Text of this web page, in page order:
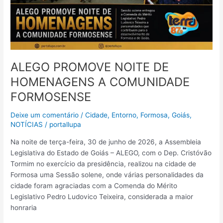
ALEGO PROMOVE NOITE DE
HOMENAGENS A COMUNIDADE
FORMOSENSE
Deixe um comentário /Cidade, Entorno, Formosa,Goiás,
NOTÍCIAS / portallupa
Na noite de terça-feira, 30 de junho de 2026, a Assembleia
Legislativa do Estado de Goiás – ALEGO, com o Dep. Cristóvão
Tormim no exercício da presidência, realizou na cidade de
Formosa uma Sessão solene, onde várias personalidades da
cidade foram agraciadas com a Comenda do Mérito
Legislativo Pedro Ludovico Teixeira, considerada a maior
honraria